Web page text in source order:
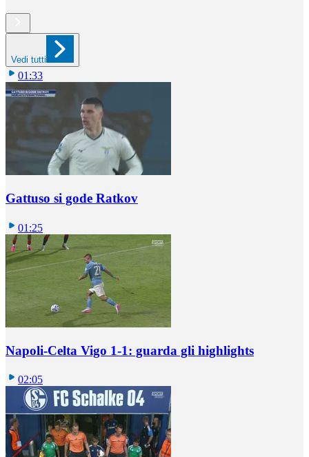
Vedi tutti
01:33
Gattuso si gode Ratkov
01:25
Napoli-Celta Vigo 1-1: guarda gli highlights
02:05